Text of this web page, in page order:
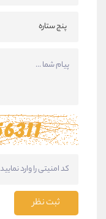
ثبت نظر